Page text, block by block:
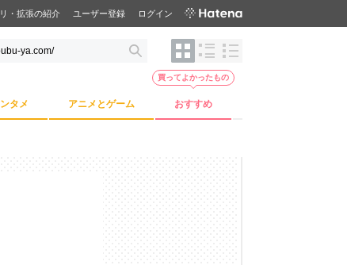
・拡張の紹介 ユーザー登録 ログイン
タメ アニメとゲーム おすすめ
買ってよかったもの